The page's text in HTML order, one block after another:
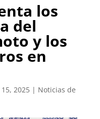
los
del
y los
en
15, 2025| Noticias de